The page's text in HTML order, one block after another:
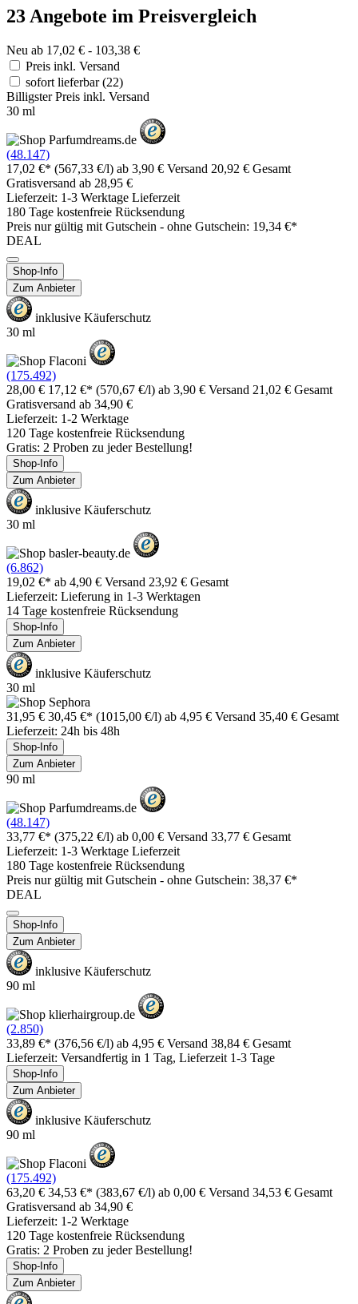
23 Angebote im Preisvergleich
Neu ab 17,02 € - 103,38 €
Preis inkl. Versand
sofort lieferbar(22)
Billigster Preis inkl. Versand
30 ml
(48.147)
17,02 €* (567,33 €/l) ab 3,90 € Versand 20,92 € Gesamt
Gratisversand ab 28,95 €
Lieferzeit: 1-3 Werktage Lieferzeit
180 Tage kostenfreie Rücksendung
Preis nur gültig mit Gutschein - ohne Gutschein: 19,34 €*
DEAL
Shop-Info
Zum Anbieter
inklusive Käuferschutz
30 ml
(175.492)
28,00 € 17,12 €* (570,67 €/l) ab 3,90 € Versand 21,02 € Gesamt
Gratisversand ab 34,90 €
Lieferzeit: 1-2 Werktage
120 Tage kostenfreie Rücksendung
Gratis: 2 Proben zu jeder Bestellung!
Shop-Info
Zum Anbieter
inklusive Käuferschutz
30 ml
(6.862)
19,02 €* ab 4,90 € Versand 23,92 € Gesamt
Lieferzeit: Lieferung in 1-3 Werktagen
14 Tage kostenfreie Rücksendung
Shop-Info
Zum Anbieter
inklusive Käuferschutz
30 ml
31,95 € 30,45 €* (1015,00 €/l) ab 4,95 € Versand 35,40 € Gesamt
Lieferzeit: 24h bis 48h
Shop-Info
Zum Anbieter
90 ml
(48.147)
33,77 €* (375,22 €/l) ab 0,00 € Versand 33,77 € Gesamt
Lieferzeit: 1-3 Werktage Lieferzeit
180 Tage kostenfreie Rücksendung
Preis nur gültig mit Gutschein - ohne Gutschein: 38,37 €*
DEAL
Shop-Info
Zum Anbieter
inklusive Käuferschutz
90 ml
(2.850)
33,89 €* (376,56 €/l) ab 4,95 € Versand 38,84 € Gesamt
Lieferzeit: Versandfertig in 1 Tag, Lieferzeit 1-3 Tage
Shop-Info
Zum Anbieter
inklusive Käuferschutz
90 ml
(175.492)
63,20 € 34,53 €* (383,67 €/l) ab 0,00 € Versand 34,53 € Gesamt
Gratisversand ab 34,90 €
Lieferzeit: 1-2 Werktage
120 Tage kostenfreie Rücksendung
Gratis: 2 Proben zu jeder Bestellung!
Shop-Info
Zum Anbieter